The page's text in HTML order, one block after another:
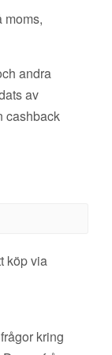
moms,
andra
av
cashback
köp via
kring